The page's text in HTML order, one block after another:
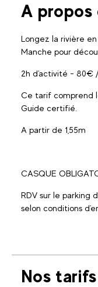
A
Longez la rivière
Manche pour
2h d'activité - 80€ /
Ce tarif comprend
Guide certifié.
A partir de 1,55m
CASQUE
RDV sur le parking
selon conditions
Nos tarifs